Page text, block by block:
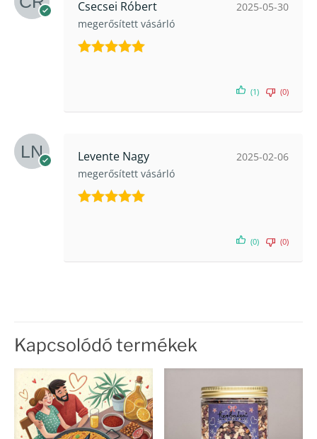
Csecsei Róbert
megerősített vásárló
2025-05-30
(1) (0)
Levente Nagy
megerősített vásárló
2025-02-06
(0) (0)
Kapcsolódó termékek